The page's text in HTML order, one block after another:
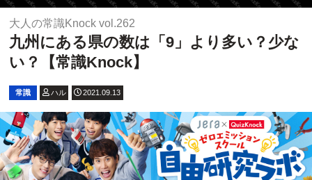
大人の常識Knock vol.262
九州にある県の数は「9」より多い？少な
い？【常識Knock】
常識 ハル 2021.09.13